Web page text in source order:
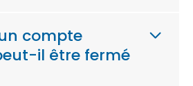
compte
il être fermé